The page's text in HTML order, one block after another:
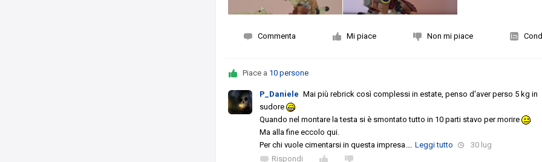
Commenta Mi piace Non mi piace
Piace a 10 persone
P_Daniele Mai più rebrick così complessi in estate, penso d'aver perso 5 kg in
sudore
Quando nel montare la testa si è smontato tutto in 10 parti stavo per morire
Ma alla fine eccolo qui.
Per chi vuole cimentarsi in questa impresa.
Leggi tutto
30 lug
Rispondi